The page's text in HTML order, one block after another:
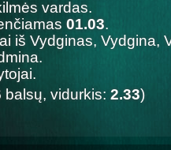
vardas.
01.03.
iš Vydginas, Vydgina,
balsų, vidurkis: 2.33)